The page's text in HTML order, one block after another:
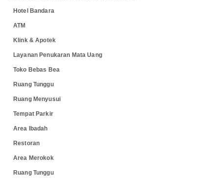
Hotel Bandara
ATM
Klink & Apotek
Layanan Penukaran Mata Uang
Toko Bebas Bea
Ruang Tunggu
Ruang Menyusui
Tempat Parkir
Area Ibadah
Restoran
Area Merokok
Ruang Tunggu